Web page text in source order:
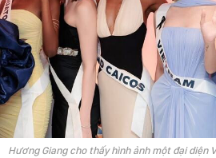
Hương Giang cho thấy hình ảnh một đại diện